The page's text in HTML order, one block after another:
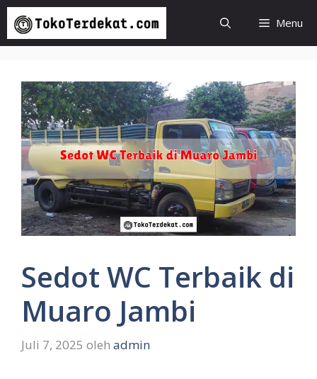
Langsung
isi
Menu
Sedot WC Terbaik di
Muaro Jambi
Juli 7, 2025 oleh admin